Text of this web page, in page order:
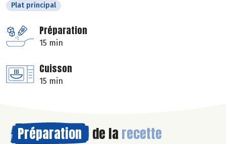
Plat principal
Préparation
15 min
Cuisson
15 min
Préparation de la recette